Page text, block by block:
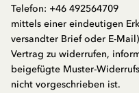
Telefon: +46 492564709
mittels einer eindeutigen
versandter Brief oder E-
Vertrag zu widerrufen,
beigefügte Muster-
nicht vorgeschrieben ist.